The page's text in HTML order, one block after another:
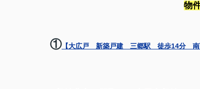
物
①【大広戸 新築戸建 三郷駅 徒歩14分 南